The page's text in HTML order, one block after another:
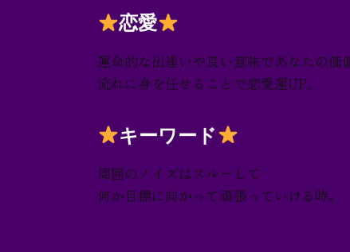
恋愛
運命的な出逢いや良い意味であなたの価
流れに身を任せることで恋愛運UP。
キーワード
周囲のノイズはスルーして
何か目標に向かって頑張っていける時。